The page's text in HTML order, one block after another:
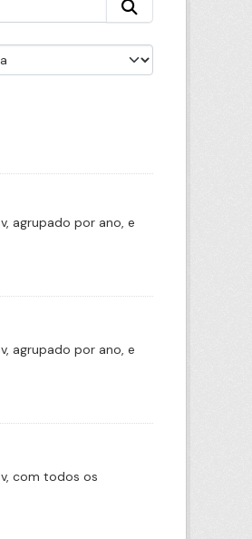
agrupado por ano, e
agrupado por ano, e
com todos os